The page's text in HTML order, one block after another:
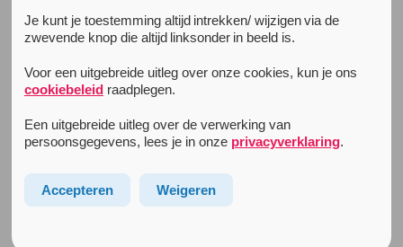
‘Carrying 5 or Less Ecstasy Pills Will Be Legal at ADE’
Dit zijn slechts een paar van de krantenkoppen die we
Het is verboden om drugs bij te hebben en dus ook als
je een club binnen gaat. Aan de deur zal je gefouilleerd
worden.
Je kunt je toestemming altijd intrekken/ wijzigen via de
zwevende knop die altijd linksonder in beeld is.
Voor een uitgebreide uitleg over onze cookies, kun je ons
cookiebeleidraadplegen.
Een uitgebreide uitleg over de verwerking van
persoonsgegevens, lees je in onze privacyverklaring.
Accepteren Weigeren